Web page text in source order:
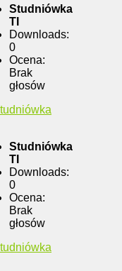
Studniówka
TI
Downloads:
0
Ocena:
Brak
głosów
Studniówka
TI
Downloads:
0
Ocena:
Brak
głosów